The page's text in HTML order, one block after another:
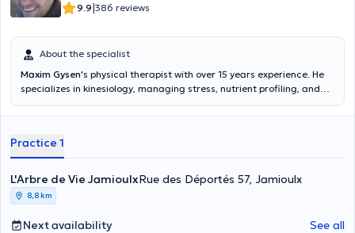
9.9|386 reviews
About the specialist
Maxim Gysen's physical therapist with over 15 years experience. He
specializes in kinesiology, managing stress, nutrient profiling, and
of a multidisciplinary center where work physiotherapists,
sports, nutrition, energy and the tremendous resources of human
being, it offers individualized monitoring, where most holistic
techniques are manual while putting this knowledge in kinesiology
and nutrition at your service. It welcomes you from Monday to Friday
between 8:30 am and 19h. Content translated by google translate
Practice 1
L'Arbre de Vie JamioulxRue des Déportés 57, Jamioulx
8,8 km
Next availability See all